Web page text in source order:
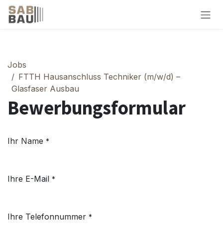
Zum Inhalt springen
Jobs
FTTH Hausanschluss Techniker (m/w/d) –
Glasfaser Ausbau
Bewerbungsformular
Ihr Name *
Ihre E-Mail *
Ihre Telefonnummer *